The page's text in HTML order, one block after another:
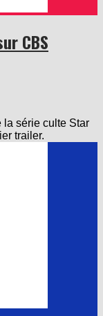
CBS
la série culte Star
trailer.